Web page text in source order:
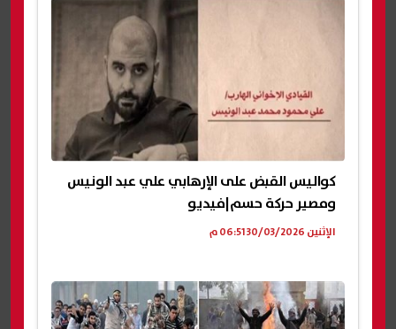
كواليس القبض على الإرهابي علي عبد الونيس
ومصير حركة حسم|فيديو
الإثنين 30/03/2026 06:51 م